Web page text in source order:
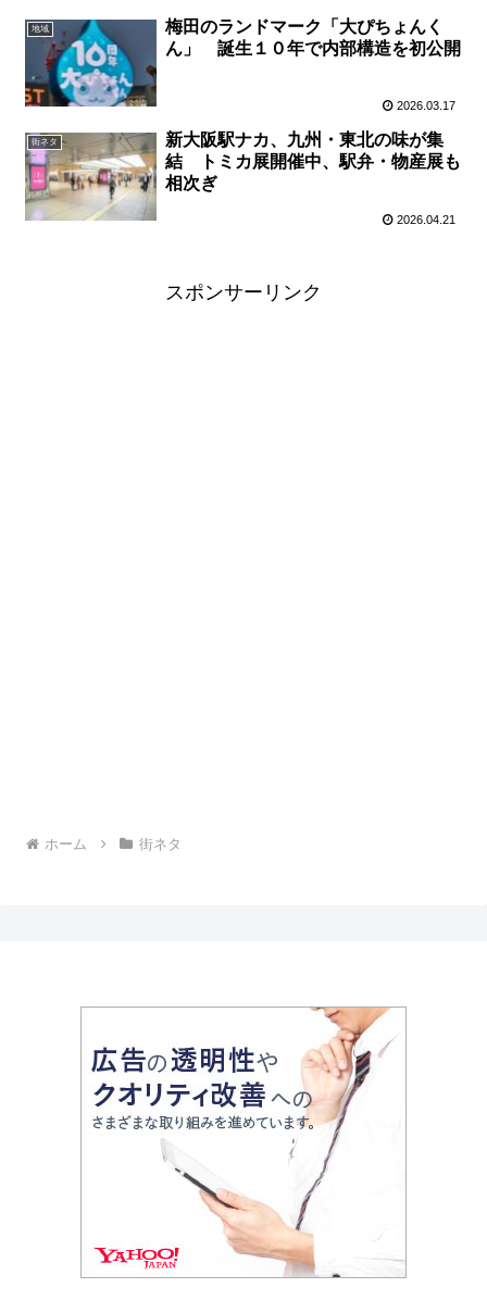
地域
梅田のランドマーク「大ぴちょんく
ん」 誕生１０年で内部構造を初公開
2026.03.17
街ネタ
新大阪駅ナカ、九州・東北の味が集
結 トミカ展開催中、駅弁・物産展も
相次ぎ
2026.04.21
スポンサーリンク
ホーム 街ネタ